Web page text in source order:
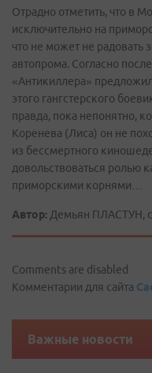
Отрадно отметить, что в
исключительно на
что не может не радовать
автопрома. Согласно
«Антикиллера»
этого гангстерского
правда, пока непонятно,
Коренева (Лиса) он не
из бессмертного
довольствоваться ролью
приморскими корнями…
Автор: Демьян ПЛАСТУН,
Comments are disabled
Комментарии для сайта
Важные новости